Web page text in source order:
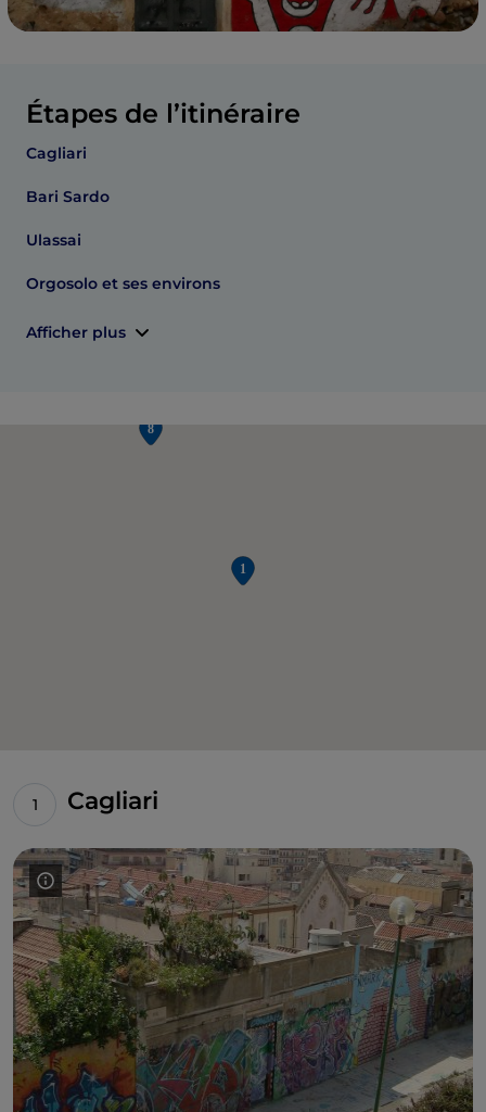
Étapes de l’itinéraire
Cagliari
Bari Sardo
Ulassai
Orgosolo et ses environs
Afficher plus
Cagliari